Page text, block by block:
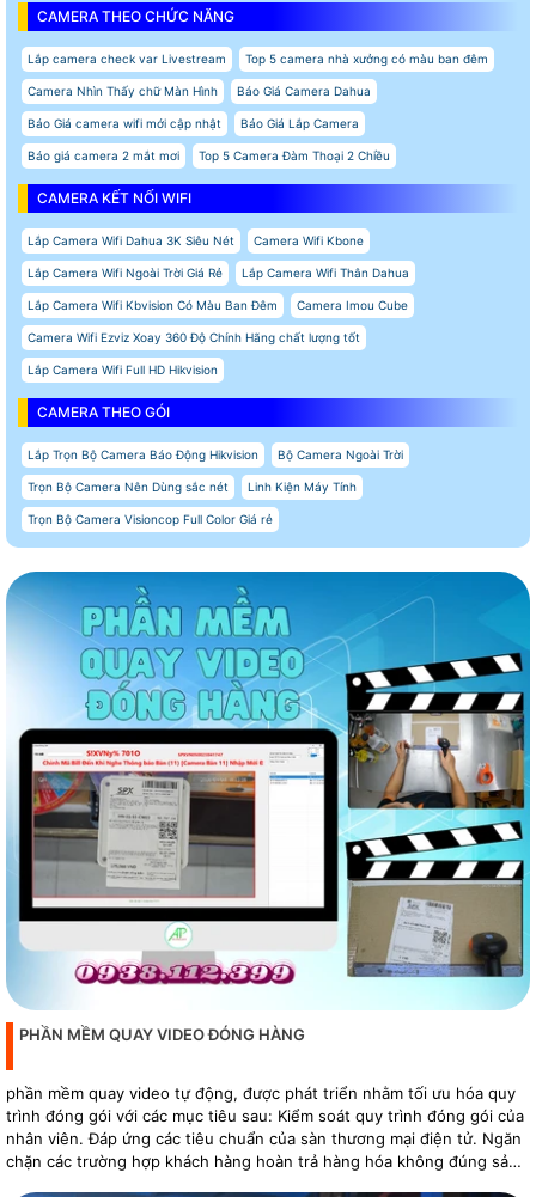
CAMERA THEO CHỨC NĂNG
Lắp camera check var Livestream Top 5 camera nhà xưởng có màu ban đêm
Camera Nhìn Thấy chữ Màn Hình Báo Giá Camera Dahua
Báo Giá camera wifi mới cập nhật Báo Giá Lắp Camera
Báo giá camera 2 mắt mơi Top 5 Camera Đàm Thoại 2 Chiều
CAMERA KẾT NỐI WIFI
Lắp Camera Wifi Dahua 3K Siêu Nét Camera Wifi Kbone
Lắp Camera Wifi Ngoài Trời Giá Rẻ Lắp Camera Wifi Thân Dahua
Lắp Camera Wifi Kbvision Có Màu Ban Đêm Camera Imou Cube
Camera Wifi Ezviz Xoay 360 Độ Chính Hãng chất lượng tốt
Lắp Camera Wifi Full HD Hikvision
CAMERA THEO GÓI
Lắp Trọn Bộ Camera Báo Động Hikvision Bộ Camera Ngoài Trời
Trọn Bộ Camera Nên Dùng sắc nét Linh Kiện Máy Tính
Trọn Bộ Camera Visioncop Full Color Giá rẻ
PHẦN MỀM QUAY VIDEO ĐÓNG HÀNG
phần mềm quay video tự động, được phát triển nhằm tối ưu hóa quy
trình đóng gói với các mục tiêu sau: Kiểm soát quy trình đóng gói của
nhân viên. Đáp ứng các tiêu chuẩn của sàn thương mại điện tử. Ngăn
chặn các trường hợp khách hàng hoàn trả hàng hóa không đúng sản